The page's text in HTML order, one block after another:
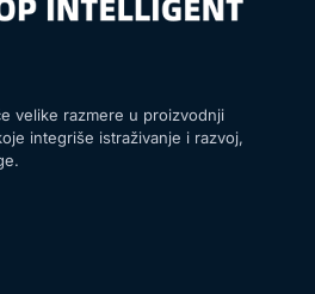
velike razmere u proizvodnji
integriše istraživanje i razvoj,